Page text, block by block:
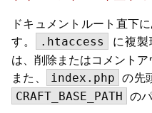
ドキュメントルート直下
す。
.htaccess
に複
は、削除またはコメントア
また、
index.php の先
CRAFT_BASE_PATH の